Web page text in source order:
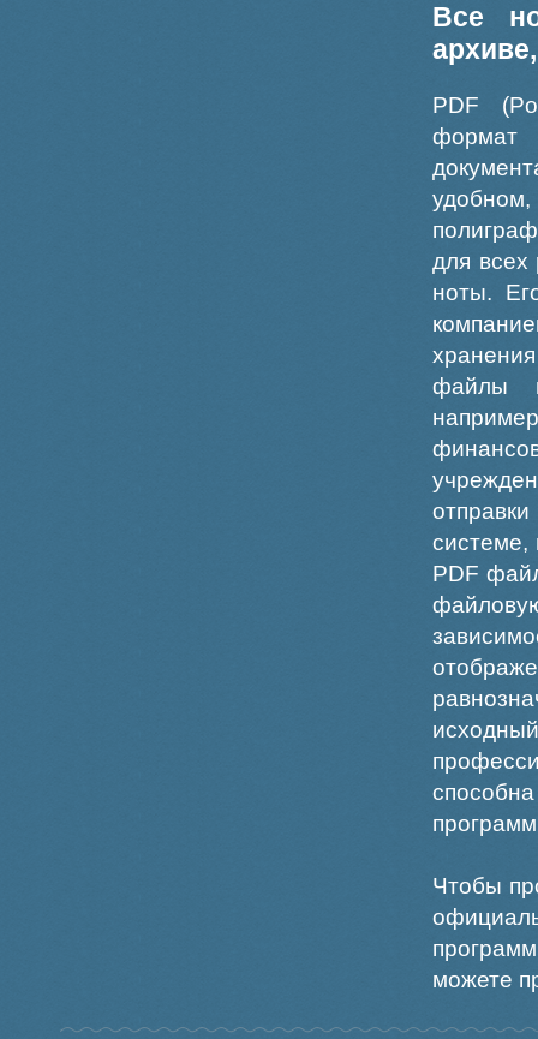
Все
PDF
формат
для всех
ноты.
файлы
системе,
PDF
Чтобы
можете